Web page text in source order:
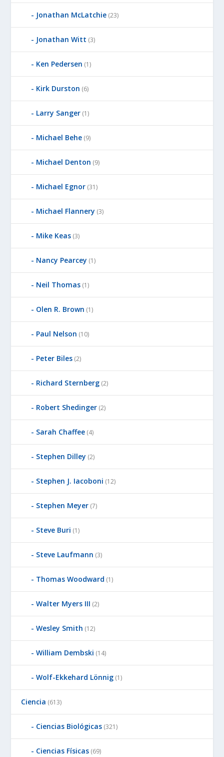
Jonathan McLatchie (23)
Jonathan Witt (3)
Ken Pedersen (1)
Kirk Durston (6)
Larry Sanger (1)
Michael Behe (9)
Michael Denton (9)
Michael Egnor (31)
Michael Flannery (3)
Mike Keas (3)
Nancy Pearcey (1)
Neil Thomas (1)
Olen R. Brown (1)
Paul Nelson (10)
Peter Biles (2)
Richard Sternberg (2)
Robert Shedinger (2)
Sarah Chaffee (4)
Stephen Dilley (2)
Stephen J. Iacoboni (12)
Stephen Meyer (7)
Steve Buri (1)
Steve Laufmann (3)
Thomas Woodward (1)
Walter Myers III (2)
Wesley Smith (12)
William Dembski (14)
Wolf-Ekkehard Lönnig (1)
Ciencia (613)
Ciencias Biológicas (321)
Ciencias Físicas (69)